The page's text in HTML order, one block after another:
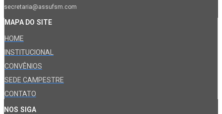
secretaria@assufsm.com
MAPA DO SITE
HOME
INSTITUCIONAL
CONVÊNIOS
SEDE CAMPESTRE
CONTATO
NOS SIGA